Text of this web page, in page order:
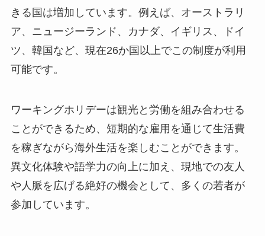
きる国は増加しています。例えば、オーストラリ
ア、ニュージーランド、カナダ、イギリス、ドイ
ツ、韓国など、現在26か国以上でこの制度が利用
可能です。
ワーキングホリデーは観光と労働を組み合わせる
ことができるため、短期的な雇用を通じて生活費
を稼ぎながら海外生活を楽しむことができます。
異文化体験や語学力の向上に加え、現地での友人
や人脈を広げる絶好の機会として、多くの若者が
参加しています。